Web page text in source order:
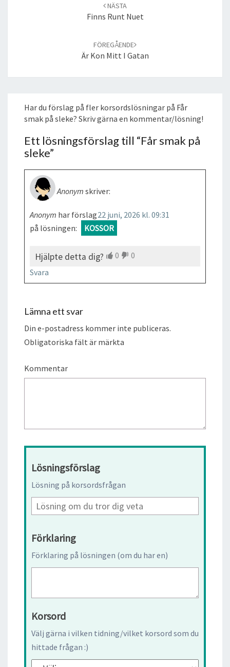
NÄSTA
Finns Runt Nuet
FÖREGÅENDE
Är Kon Mitt I Gatan
Har du förslag på fler korsordslösningar på Får
smak på sleke? Skriv gärna en kommentar/lösning!
Ett lösningsförslag till “Får smak på
sleke”
Anonym skriver:
22 juni, 2026 kl. 09:31
Anonym har förslag
på lösningen:
KOSSOR
Hjälpte detta dig? 0
0
Svara
Lämna ett svar
Din e-postadress kommer inte publiceras.
Obligatoriska fält är märkta
Kommentar
Lösningsförslag
Lösning på korsordsfrågan
Förklaring
Förklaring på lösningen (om du har en)
Korsord
Välj gärna i vilken tidning/vilket korsord som du
hittade frågan :)